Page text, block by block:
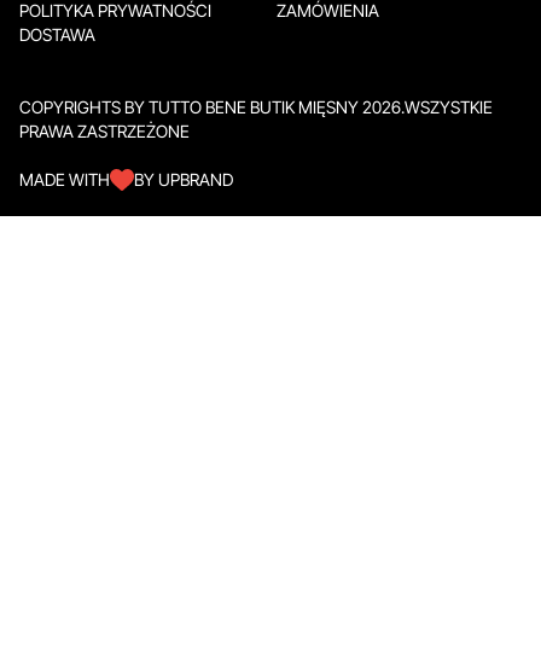
POLITYKA PRYWATNOŚCI
DOSTAWA
ZAMÓWIENIA
COPYRIGHTS BY TUTTO BENE BUTIK MIĘSNY 2026.WSZYSTKIE
PRAWA ZASTRZEŻONE
MADE WITH BY UPBRAND